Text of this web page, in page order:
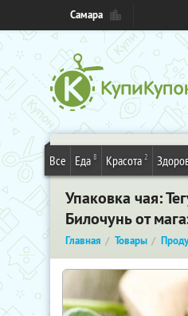
Самара
Все Еда 8 Красота 2
Упаковка чая:
Билочунь от
Главная Товары